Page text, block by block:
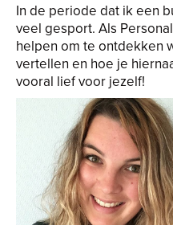
In de periode dat ik een
veel gesport. Als
helpen om te ontdekken
vertellen en hoe je
vooral lief voor jezelf!